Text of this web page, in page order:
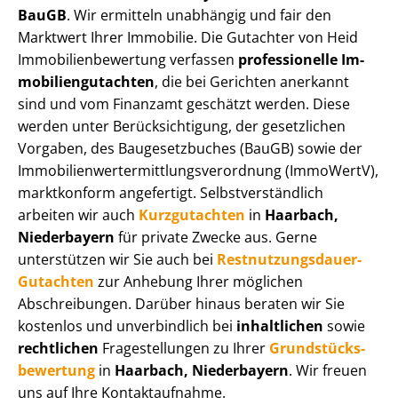
BauGB. Wir ermitteln unabhängig und fair den
Marktwert Ihrer Immobilie. Die Gutachter von Heid
Im­mo­bi­li­en­be­wer­tung verfassen professionelle Im­
mo­bi­li­en­gut­ach­ten, die bei Gerichten anerkannt
sind und vom Finanzamt geschätzt werden. Diese
werden unter Be­rück­sich­ti­gung, der gesetzlichen
Vorgaben, des Baugesetzbuches (BauGB) sowie der
Im­mo­bi­li­en­wert­ermitt­lungs­ver­ord­nung (ImmoWertV),
marktkonform angefertigt. Selbst­ver­ständ­lich
arbeiten wir auch Kurzgutachten in Haarbach,
Niederbayern für private Zwecke aus. Gerne
unterstützen wir Sie auch bei Rest­nut­zungs­dau­er-
Gutachten zur Anhebung Ihrer möglichen
Abschreibungen. Darüber hinaus beraten wir Sie
kostenlos und unverbindlich bei inhaltlichen sowie
rechtlichen Fragestellungen zu Ihrer Grund­stücks­
be­wer­tung in Haarbach, Niederbayern. Wir freuen
uns auf Ihre Kontaktaufnahme.